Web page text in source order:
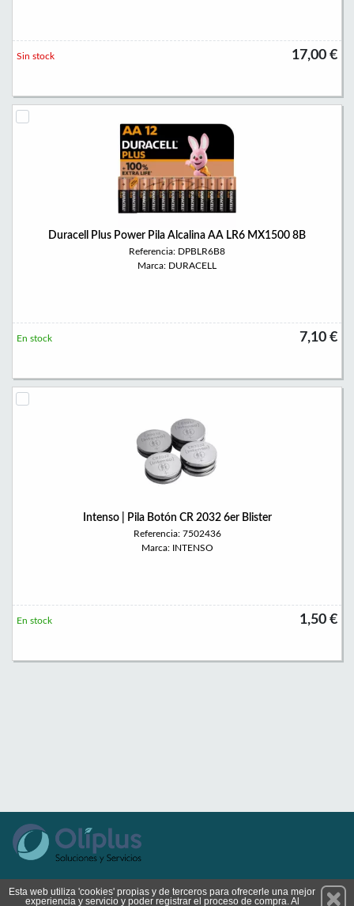
17,00 €
Sin stock
Duracell Plus Power Pila Alcalina AA LR6 MX1500 8B
Referencia: DPBLR6B8
Marca: DURACELL
7,10 €
En stock
Intenso | Pila Botón CR 2032 6er Blister
Referencia: 7502436
Marca: INTENSO
1,50 €
En stock
Suscríbete
Esta web utiliza 'cookies' propias y de terceros para ofrecerle una mejor
experiencia y servicio y poder registrar el proceso de compra. Al